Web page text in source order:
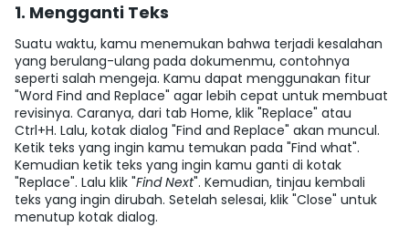
1. Mengganti Teks
Suatu waktu, kamu menemukan bahwa terjadi kesalahan
yang berulang-ulang pada dokumenmu, contohnya
seperti salah mengeja. Kamu dapat menggunakan fitur
"Word Find and Replace" agar lebih cepat untuk membuat
revisinya. Caranya, dari tab Home, klik "Replace" atau
Ctrl+H. Lalu, kotak dialog "Find and Replace" akan muncul.
Ketik teks yang ingin kamu temukan pada "Find what".
Kemudian ketik teks yang ingin kamu ganti di kotak
"Replace". Lalu klik "Find Next". Kemudian, tinjau kembali
teks yang ingin dirubah. Setelah selesai, klik "Close" untuk
menutup kotak dialog.